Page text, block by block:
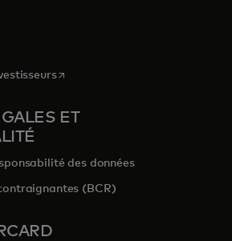
un nouvel onglet
dans un nouvel onglet
s’ouvre dans un nouvel onglet
ET
des données
(BCR)